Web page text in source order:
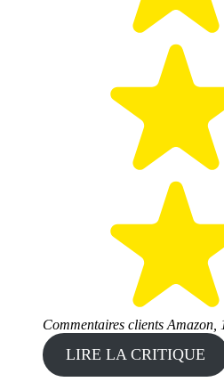
Commentaires clients Amazon,
LIRE LA CRITIQUE